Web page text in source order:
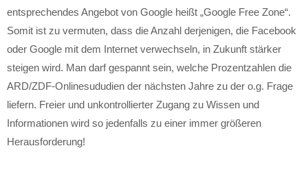
entsprechendes Angebot von Google heißt „Google Free Zone“.
Somit ist zu vermuten, dass die Anzahl derjenigen, die Facebook
oder Google mit dem Internet verwechseln, in Zukunft stärker
steigen wird. Man darf gespannt sein, welche Prozentzahlen die
ARD/ZDF-Onlinesududien der nächsten Jahre zu der o.g. Frage
liefern. Freier und unkontrollierter Zugang zu Wissen und
Informationen wird so jedenfalls zu einer immer größeren
Herausforderung!